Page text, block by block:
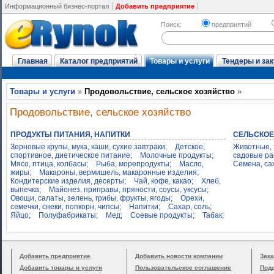
Информационный бизнес-портал Добавить предприятие
Поиск: предприятий
Главная Каталог предприятий Товары и услуги Тендеры и
Товары и услуги » Продовольствие, сельское хозяйство »
Продовольствие, сельское хозяйство
ПРОДУКТЫ ПИТАНИЯ, НАПИТКИ
Зерновые крупы, мука, каши, сухие завтраки;
Детское,
спортивное, диетическое питание;
Молочные продукты;
Мясо, птица, колбасы;
Рыба, морепродукты;
Масло,
жиры;
Макароны, вермишель, макаронные изделия;
Кондитерские изделия, десерты;
Чай, кофе, какао;
Хлеб,
выпечка;
Майонез, приправы, пряности, соусы, уксусы;
Овощи, салаты, зелень, грибы, фрукты, ягоды;
Орехи,
семечки, снеки, попкорн, чипсы;
Напитки;
Сахар, соль;
Яйцо;
Полуфабрикаты; Мед; Соевые продукты; Табак;
Животные,
садовые
Семена,
Добавить предприятие
Добавить товары и услуги
Добавить новости компании
Пользовательское соглашение